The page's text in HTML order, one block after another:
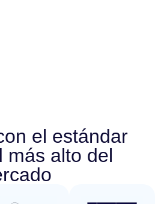
el estándar
más alto del